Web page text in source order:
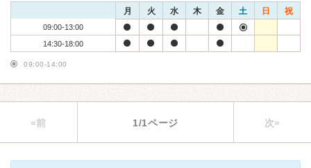
月 火 水 木 金 土 日 祝
09:00-13:00
14:30-18:00
09:00-14:00
«前 1/1ページ 次»